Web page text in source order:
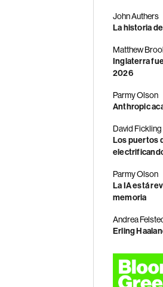
John Authers
La historia
Matthew
Inglaterra
2026
Parmy Olson
Anthropic
David Fickling
Los puertos
Parmy Olson
La IA está
memoria
Andrea
Erling